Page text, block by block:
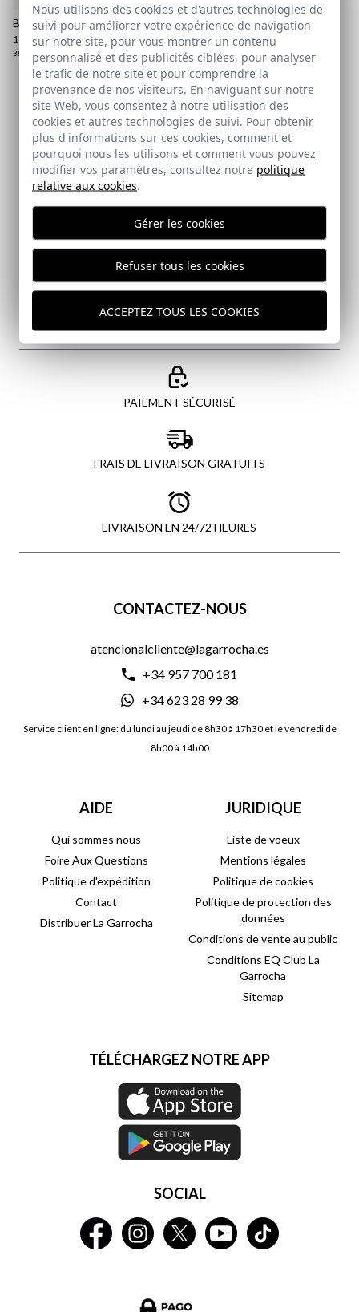
ici
BASKETS CLASSIQUES
19,95 € / 39,95 €
38
Abonnez-vous à notre Newsletter
Email
J'ai lu et j'accepte votrepolitique de protection des
données
ENVOYER
PAIEMENT SÉCURISÉ
FRAIS DE LIVRAISON GRATUITS
LIVRAISON EN 24/72 HEURES
CONTACTEZ-NOUS
atencionalcliente@lagarrocha.es
+34 957 700 181
+34 623 28 99 38
Service client en ligne: du lundi au jeudi de 8h30 à 17h30 et le vendredi de
8h00 à 14h00
AIDE
Qui sommes nous
Foire Aux Questions
Politique d'expédition
Contact
Distribuer La Garrocha
JURIDIQUE
Liste de voeux
Mentions légales
Politique de cookies
Politique de protection des
données
Conditions de vente au public
Conditions EQ Club La
Garrocha
Sitemap
TÉLÉCHARGEZ NOTRE APP
SOCIAL
Nous utilisons des cookies et d'autres technologies de
suivi pour améliorer votre expérience de navigation
sur notre site, pour vous montrer un contenu
personnalisé et des publicités ciblées, pour analyser
le trafic de notre site et pour comprendre la
provenance de nos visiteurs. En naviguant sur notre
site Web, vous consentez à notre utilisation des
cookies et autres technologies de suivi. Pour obtenir
plus d'informations sur ces cookies, comment et
pourquoi nous les utilisons et comment vous pouvez
modifier vos paramètres, consultez notre politique
relative aux cookies.
Gérer les cookies
Refuser tous les cookies
ACCEPTEZ TOUS LES COOKIES